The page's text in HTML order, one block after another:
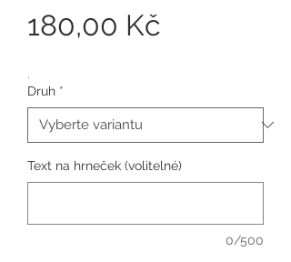
180,00 Kč
.
Druh *
Text na hrneček (volitelné)
0/500